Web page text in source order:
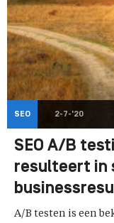
SEO 2-7-'20
SEO A/B
resulteert in
A/B testen is een